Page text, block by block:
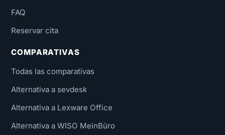
FAQ
Reservar cita
COMPARATIVAS
Todas las comparativas
Alternativa a sevdesk
Alternativa a Lexware Office
Alternativa a WISO MeinBüro